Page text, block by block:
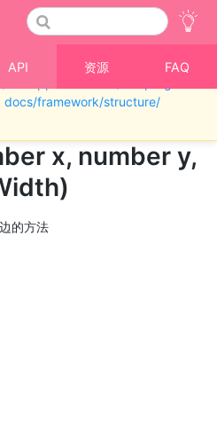
API 资源 FAQ
docs/framework/structure/
x, number y,
的方法